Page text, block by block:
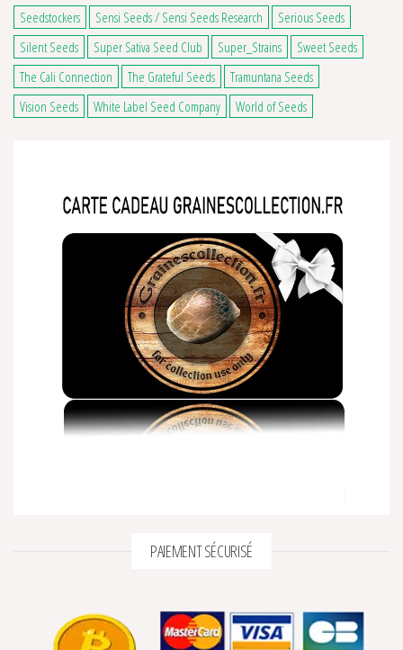
Seedstockers
Sensi Seeds / Sensi Seeds Research
Serious Seeds
Silent Seeds
Super Sativa Seed Club Super_Strains
Sweet Seeds
The Cali Connection
The Grateful Seeds
Tramuntana Seeds
Vision Seeds
White Label Seed Company World of Seeds
PAIEMENT SÉCURISÉ